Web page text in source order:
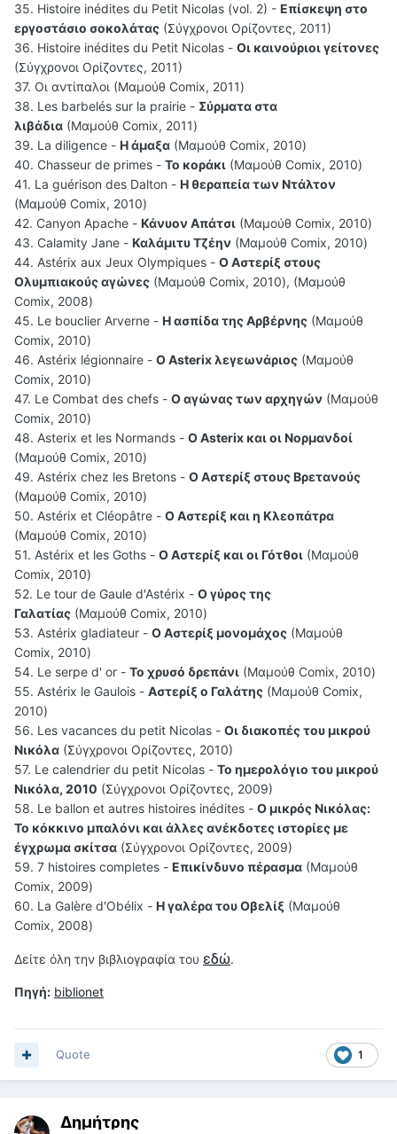
35. Histoire inédites du Petit Nicolas (vol. 2) - Επίσκεψη στο
εργοστάσιο σοκολάτας (Σύγχρονοι Ορίζοντες, 2011)
36. Histoire inédites du Petit Nicolas - Οι καινούριοι γείτονες
(Σύγχρονοι Ορίζοντες, 2011)
37. Οι αντίπαλοι (Μαμούθ Comix, 2011)
38. Les barbelés sur la prairie - Σύρματα στα
λιβάδια (Μαμούθ Comix, 2011)
39. La diligence - Η άμαξα (Μαμούθ Comix, 2010)
40. Chasseur de primes - Το κοράκι (Μαμούθ Comix, 2010)
41. La guérison des Dalton - Η θεραπεία των Ντάλτον
(Μαμούθ Comix, 2010)
42. Canyon Apache - Κάνυον Απάτσι (Μαμούθ Comix, 2010)
43. Calamity Jane - Καλάμιτυ Τζέην (Μαμούθ Comix, 2010)
44. Astérix aux Jeux Olympiques - Ο Αστερίξ στους
Ολυμπιακούς αγώνες (Μαμούθ Comix, 2010), (Μαμούθ
Comix, 2008)
45. Le bouclier Arverne - Η ασπίδα της Αρβέρνης (Μαμούθ
Comix, 2010)
46. Astérix légionnaire - Ο Asterix λεγεωνάριος (Μαμούθ
Comix, 2010)
47. Le Combat des chefs - Ο αγώνας των αρχηγών (Μαμούθ
Comix, 2010)
48. Asterix et les Normands - O Asterix και οι Νορμανδοί
(Μαμούθ Comix, 2010)
49. Astérix chez les Bretons - Ο Αστερίξ στους Βρετανούς
(Μαμούθ Comix, 2010)
50. Astérix et Cléopâtre - Ο Αστερίξ και η Κλεοπάτρα
(Μαμούθ Comix, 2010)
51. Astérix et les Goths - Ο Αστερίξ και οι Γότθοι (Μαμούθ
Comix, 2010)
52. Le tour de Gaule d'Astérix - Ο γύρος της
Γαλατίας (Μαμούθ Comix, 2010)
53. Astérix gladiateur - Ο Αστερίξ μονομάχος (Μαμούθ
Comix, 2010)
54. Le serpe d' or - Το χρυσό δρεπάνι (Μαμούθ Comix, 2010)
55. Astérix le Gaulois - Αστερίξ ο Γαλάτης (Μαμούθ Comix,
2010)
56. Les vacances du petit Nicolas - Οι διακοπές του μικρού
Νικόλα (Σύγχρονοι Ορίζοντες, 2010)
57. Le calendrier du petit Nicolas - Το ημερολόγιο του μικρού
Νικόλα, 2010 (Σύγχρονοι Ορίζοντες, 2009)
58. Le ballon et autres histoires inédites - Ο μικρός Νικόλας:
Το κόκκινο μπαλόνι και άλλες ανέκδοτες ιστορίες με
έγχρωμα σκίτσα (Σύγχρονοι Ορίζοντες, 2009)
59. 7 histoires completes - Επικίνδυνο πέρασμα (Μαμούθ
Comix, 2009)
60. La Galère d'Obélix - Η γαλέρα του Οβελίξ (Μαμούθ
Comix, 2008)
Δείτε όλη την βιβλιογραφία του εδώ.
Πηγή: biblionet
1
Quote
Δημήτρης